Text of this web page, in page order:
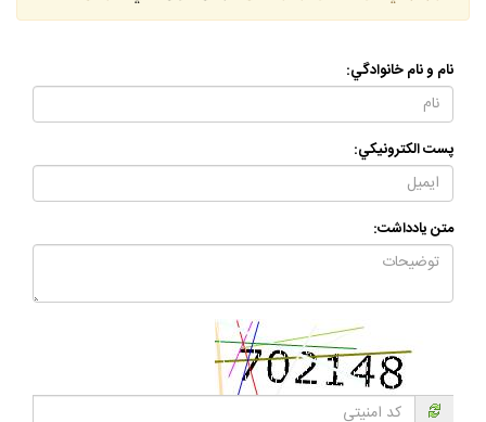
كاربر گرامي سوالات خود را از بخش"ارسال سوال ديني "ارسال كنيد.
نام و نام خانوادگي:
پست الكترونيكي:
متن يادداشت: